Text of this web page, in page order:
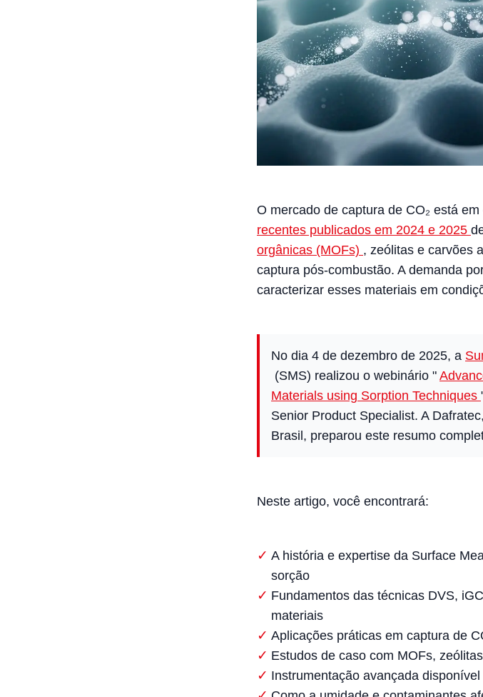
O mercado de captura de CO₂ está
recentes publicados em 2024 e 2025
orgânicas (MOFs) , zeólitas e carvões
captura pós-combustão. A demanda
caracterizar esses materiais em
No dia 4 de dezembro de 2025, a
(SMS) realizou o webinário "
Materials using Sorption Techniques
Senior Product Specialist. A
Brasil, preparou este resumo
Neste artigo, você encontrará:
A história e expertise da Surface
sorção
Fundamentos das técnicas DVS,
materiais
Aplicações práticas em captura de
Estudos de caso com MOFs,
Instrumentação avançada